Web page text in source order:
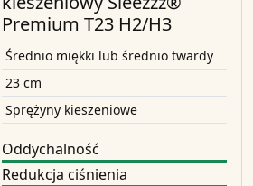
Premium T23 H2/H3
Średnio miękki lub średnio twardy
23 cm
Sprężyny kieszeniowe
Oddychalność
Redukcja ciśnienia